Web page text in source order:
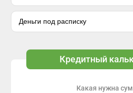
Деньги под расписку
Кредитный
Какая нужна